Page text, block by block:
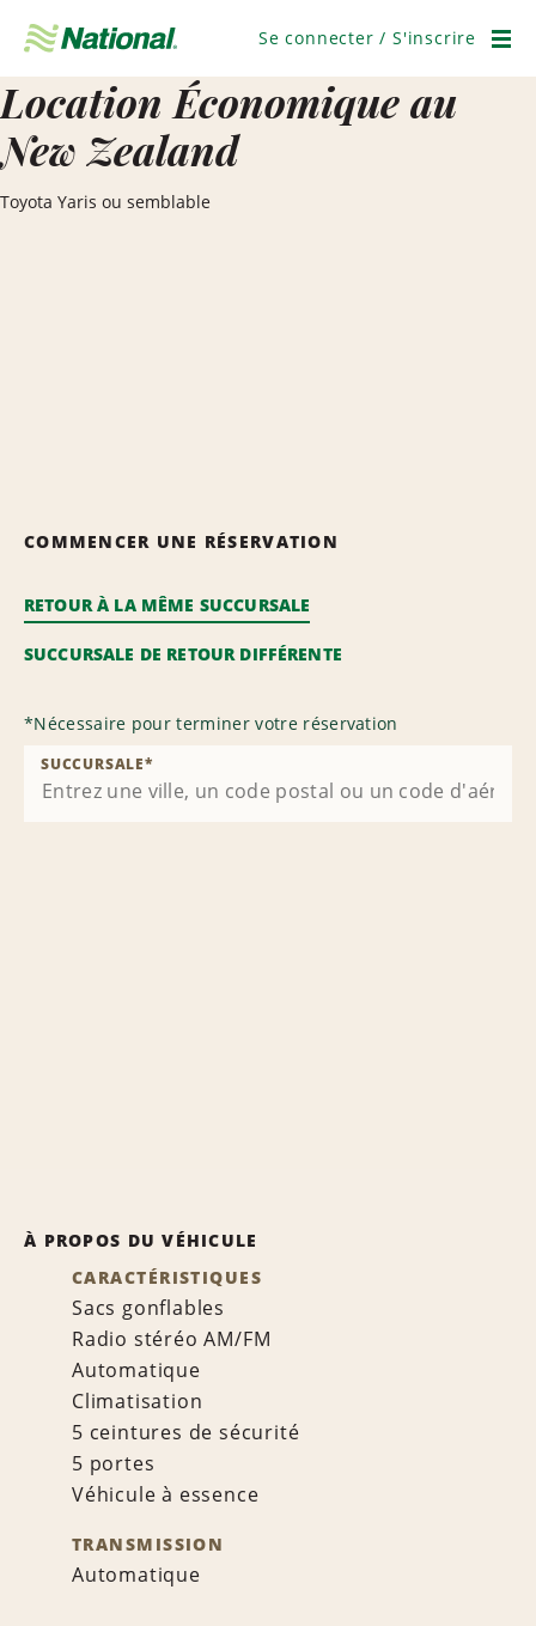
navigation
Se connecter / S'inscrire
Location Économique au
New Zealand
Toyota Yaris ou semblable
COMMENCER UNE RÉSERVATION
RETOUR À LA MÊME SUCCURSALE
SUCCURSALE DE RETOUR DIFFÉRENTE
*Nécessaire pour terminer votre réservation
SUCCURSALE*
À PROPOS DU VÉHICULE
CARACTÉRISTIQUES
Sacs gonflables
Radio stéréo AM/FM
Automatique
Climatisation
5 ceintures de sécurité
5 portes
Véhicule à essence
TRANSMISSION
Automatique